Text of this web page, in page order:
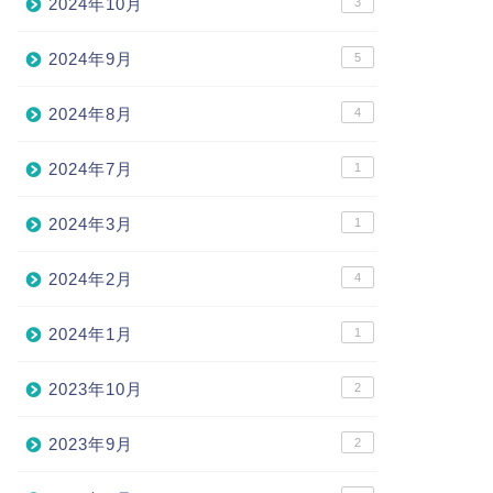
2024年10月
2024年9月 5
2024年8月 4
2024年7月 1
2024年3月 1
2024年2月 4
2024年1月 1
2023年10月 2
2023年9月 2